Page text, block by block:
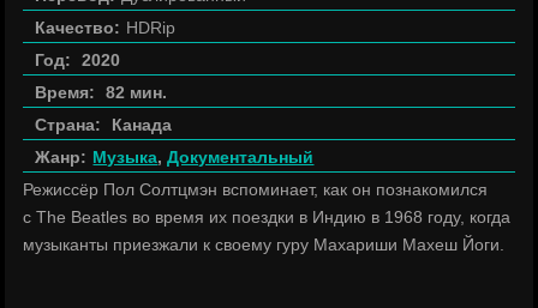
Качество: HDRip
Год:
2020
Время:
82 мин.
Страна:
Канада
Жанр: Музыка,Документальный
Режиссёр Пол Солтцмэн вспоминает, как он познакомился
с The Beatles во время их поездки в Индию в 1968 году, когда
музыканты приезжали к своему гуру Махариши Махеш Йоги.